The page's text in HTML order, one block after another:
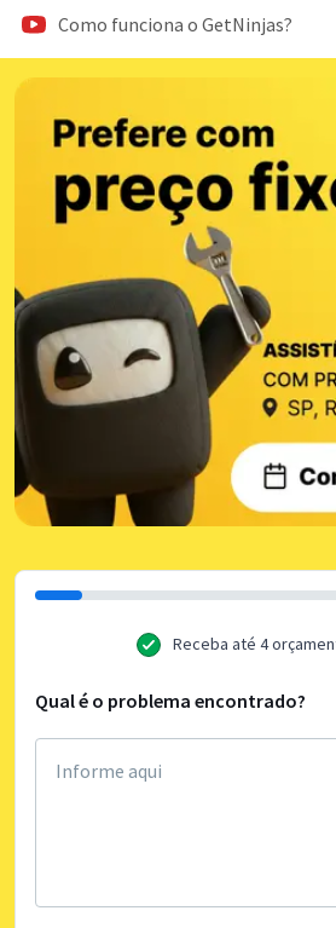
Como funciona o GetNinjas?
Receba até 4
Qual é o problema encontrado?